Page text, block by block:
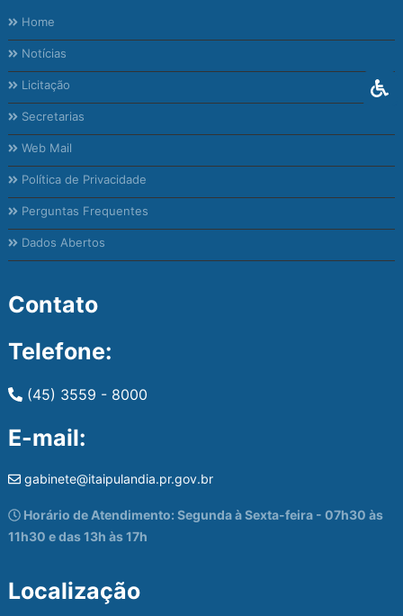
Home
Notícias
Licitação
Secretarias
Web Mail
Política de Privacidade
Perguntas Frequentes
Dados Abertos
Contato
Telefone:
(45) 3559 - 8000
E-mail:
gabinete@itaipulandia.pr.gov.br
Horário de Atendimento: Segunda à Sexta-feira - 07h30 às
11h30 e das 13h às 17h
Localização